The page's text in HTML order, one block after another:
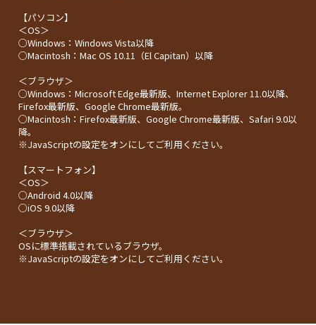
【パソコン】
＜OS＞
○Windows：Windows Vista以降
○Macintosh：Mac OS 10.11（El Capitan）以降
＜ブラウザ＞
○Windows：Microsoft Edge最新版、Internet Explorer 11.0以降、
Firefox最新版、Google Chrome最新版。
○Macintosh：Firefox最新版、Google Chrome最新版、Safari 9.0以
降。
※JavaScriptの設定をオンにしてご利用ください。
【スマートフォン】
＜OS＞
○Android 4.0以降
○iOS 9.0以降
＜ブラウザ＞
OSに標準搭載されているブラウザ。
※JavaScriptの設定をオンにしてご利用ください。